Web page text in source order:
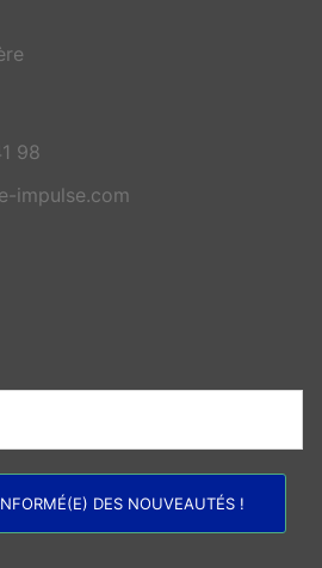
98
impulse.com
DES NOUVEAUTÉS !